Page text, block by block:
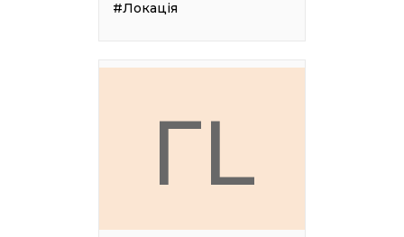
#Локація
ГL